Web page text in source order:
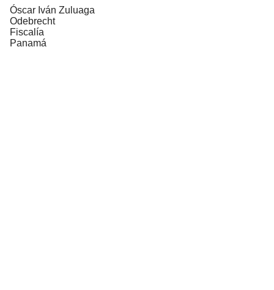
Óscar Iván Zuluaga
Odebrecht
Fiscalía
Panamá